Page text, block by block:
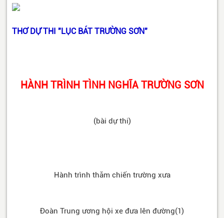
THƠ DỰ THI "LỤC BÁT TRƯỜNG SƠN"
HÀNH TRÌNH TÌNH NGHĨA TRƯỜNG SƠN
(bài dự thi)
Hành trình thăm chiến trường xưa
Đoàn Trung ương hội xe đưa lên đường(1)